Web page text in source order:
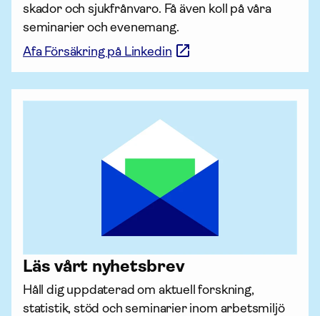
skador och sjukfrånvaro. Få även koll på våra
seminarier och evenemang.
Afa Försäkring på Linkedin
Läs vårt nyhetsbrev
Håll dig uppdaterad om aktuell forskning,
statistik, stöd och seminarier inom arbetsmiljö